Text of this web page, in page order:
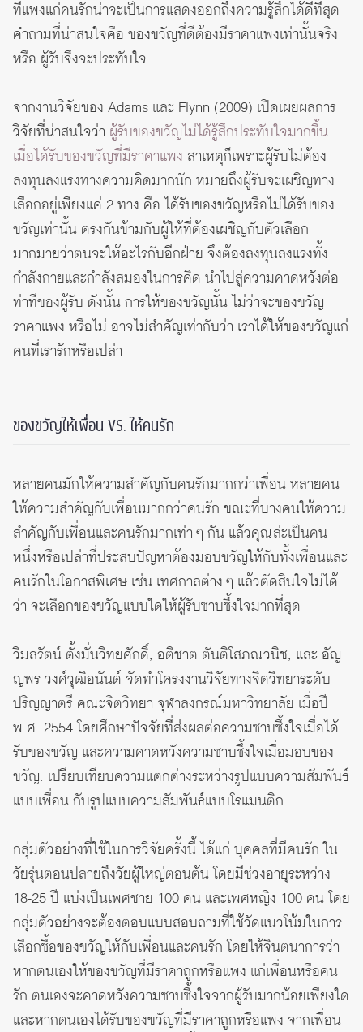
ที่แพงแก่คนรักน่าจะเป็นการแสดงออกถึงความรู้สึกได้ดีที่สุด
คำถามที่น่าสนใจคือ ของขวัญที่ดีต้องมีราคาแพงเท่านั้นจริง
หรือ ผู้รับจึงจะประทับใจ
จากงานวิจัยของ Adams และ Flynn (2009) เปิดเผยผลการ
วิจัยที่น่าสนใจว่า ผู้รับของขวัญไม่ได้รู้สึกประทับใจมากขึ้น
เมื่อได้รับของขวัญที่มีราคาแพง สาเหตุก็เพราะผู้รับไม่ต้อง
ลงทุนลงแรงทางความคิดมากนัก หมายถึงผู้รับจะเผชิญทาง
เลือกอยู่เพียงแค่ 2 ทาง คือ ได้รับของขวัญหรือไม่ได้รับของ
ขวัญเท่านั้น ตรงกันข้ามกับผู้ให้ที่ต้องเผชิญกับตัวเลือก
มากมายว่าตนจะให้อะไรกับอีกฝ่าย จึงต้องลงทุนลงแรงทั้ง
กำลังกายและกำลังสมองในการคิด นำไปสู่ความคาดหวังต่อ
ท่าทีของผู้รับ ดังนั้น การให้ของขวัญนั้น ไม่ว่าจะของขวัญ
ราคาแพง หรือไม่ อาจไม่สำคัญเท่ากับว่า เราได้ให้ของขวัญแก่
คนที่เรารักหรือเปล่า
ของขวัญให้เพื่อน VS. ให้คนรัก
หลายคนมักให้ความสำคัญกับคนรักมากกว่าเพื่อน หลายคน
ให้ความสำคัญกับเพื่อนมากกว่าคนรัก ขณะที่บางคนให้ความ
สำคัญกับเพื่อนและคนรักมากเท่า ๆ กัน แล้วคุณล่ะเป็นคน
หนึ่งหรือเปล่าที่ประสบปัญหาต้องมอบขวัญให้กับทั้งเพื่อนและ
คนรักในโอกาสพิเศษ เช่น เทศกาลต่าง ๆ แล้วตัดสินใจไม่ได้
ว่า จะเลือกของขวัญแบบใดให้ผู้รับซาบซึ้งใจมากที่สุด
วิมลรัตน์ ตั้งมั่นวิทยศักดิ์, อติชาต ตันติโสภณวนิช, และ อัญ
ญพร วงศ์วุฒิอนันต์ จัดทำโครงงานวิจัยทางจิตวิทยาระดับ
ปริญญาตรี คณะจิตวิทยา จุฬาลงกรณ์มหาวิทยาลัย เมื่อปี
พ.ศ. 2554 โดยศึกษาปัจจัยที่ส่งผลต่อความซาบซึ้งใจเมื่อได้
รับของขวัญ และความคาดหวังความซาบซึ้งใจเมื่อมอบของ
ขวัญ: เปรียบเทียบความแตกต่างระหว่างรูปแบบความสัมพันธ์
แบบเพื่อน กับรูปแบบความสัมพันธ์แบบโรแมนติก
กลุ่มตัวอย่างที่ใช้ในการวิจัยครั้งนี้ ได้แก่ บุคคลที่มีคนรัก ใน
วัยรุ่นตอนปลายถึงวัยผู้ใหญ่ตอนต้น โดยมีช่วงอายุระหว่าง
18-25 ปี แบ่งเป็นเพศชาย 100 คน และเพศหญิง 100 คน โดย
กลุ่มตัวอย่างจะต้องตอบแบบสอบถามที่ใช้วัดแนวโน้มในการ
เลือกซื้อของขวัญให้กับเพื่อนและคนรัก โดยให้จินตนาการว่า
หากตนเองให้ของขวัญที่มีราคาถูกหรือแพง แก่เพื่อนหรือคน
รัก ตนเองจะคาดหวังความซาบซึ้งใจจากผู้รับมากน้อยเพียงใด
และหากตนเองได้รับของขวัญที่มีราคาถูกหรือแพง จากเพื่อน